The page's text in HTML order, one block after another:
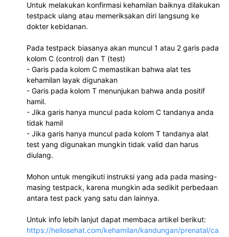
Untuk melakukan konfirmasi kehamilan baiknya dilakukan
testpack ulang atau memeriksakan diri langsung ke
dokter kebidanan.
Pada testpack biasanya akan muncul 1 atau 2 garis pada
kolom C (control) dan T (test)
- Garis pada kolom C memastikan bahwa alat tes
kehamilan layak digunakan
- Garis pada kolom T menunjukan bahwa anda positif
hamil.
- Jika garis hanya muncul pada kolom C tandanya anda
tidak hamil
- Jika garis hanya muncul pada kolom T tandanya alat
test yang digunakan mungkin tidak valid dan harus
diulang.
Mohon untuk mengikuti instruksi yang ada pada masing-
masing testpack, karena mungkin ada sedikit perbedaan
antara test pack yang satu dan lainnya.
https://hellosehat.com/kehamilan/kandungan/prenatal/ca